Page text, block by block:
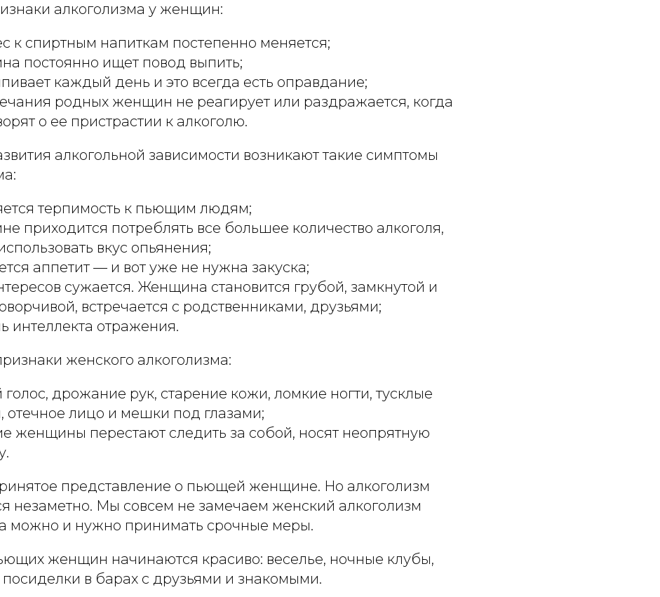
алкоголизма у женщин:
к спиртным напиткам постепенно меняется;
постоянно ищет повод выпить;
каждый день и это всегда есть оправдание;
родных женщин не реагирует или раздражается, когда
о ее пристрастии к алкоголю.
алкогольной зависимости возникают такие симптомы
терпимость к пьющим людям;
приходится потреблять все большее количество алкоголя,
вкус опьянения;
аппетит — и вот уже не нужна закуска;
сужается. Женщина становится грубой, замкнутой и
встречается с родственниками, друзьями;
интеллекта отражения.
женского алкоголизма:
голос, дрожание рук, старение кожи, ломкие ногти, тусклые
отечное лицо и мешки под глазами;
женщины перестают следить за собой, носят неопрятную
представление о пьющей женщине. Но алкоголизм
незаметно. Мы совсем не замечаем женский алкоголизм
можно и нужно принимать срочные меры.
женщин начинаются красиво: веселье, ночные клубы,
посиделки в барах с друзьями и знакомыми.